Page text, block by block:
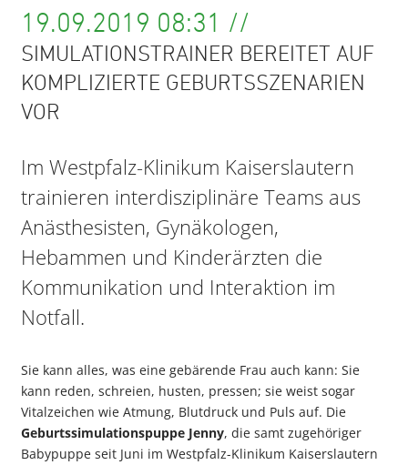
19.09.2019 08:31 //
SIMULATIONSTRAINER BEREITET AUF
KOMPLIZIERTE GEBURTSSZENARIEN
VOR
Im Westpfalz-Klinikum Kaiserslautern
trainieren interdisziplinäre Teams aus
Anästhesisten, Gynäkologen,
Hebammen und Kinderärzten die
Kommunikation und Interaktion im
Notfall.
Sie kann alles, was eine gebärende Frau auch kann: Sie
kann reden, schreien, husten, pressen; sie weist sogar
Vitalzeichen wie Atmung, Blutdruck und Puls auf. Die
Geburtssimulationspuppe Jenny, die samt zugehöriger
Babypuppe seit Juni im Westpfalz-Klinikum Kaiserslautern